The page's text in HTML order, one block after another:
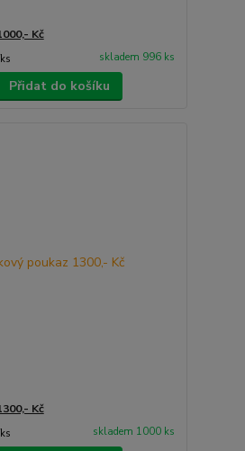
Kč
ks skladem 996 ks
Přidat do košíku
Kč
ks skladem 1000 ks